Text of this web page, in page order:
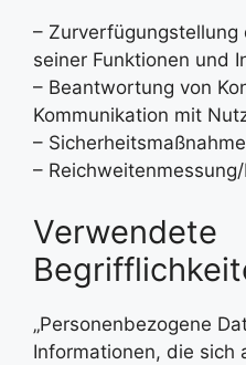
–
seiner Funktionen und
– Beantwortung von
Kommunikation mit
–
–
Verwendete
„Personenbezogene
Informationen, die sich